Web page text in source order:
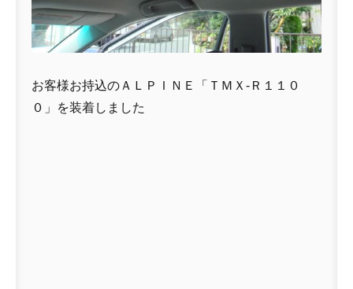
お客様お持込のＡＬＰＩＮＥ「ＴＭＸ-Ｒ１１０
０」を装着しました